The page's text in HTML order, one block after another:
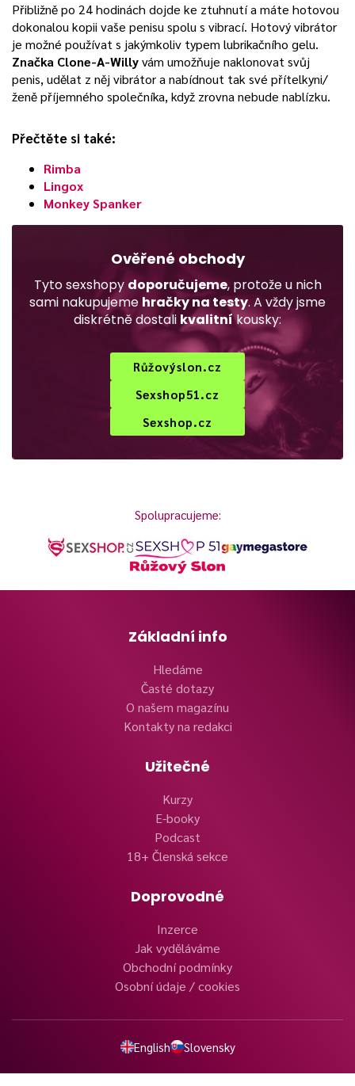
Přibližně po 24 hodinách dojde ke ztuhnutí a máte hotovou
dokonalou kopii vaše penisu spolu s vibrací. Hotový vibrátor
je možné používat s jakýmkoliv typem lubrikačního gelu.
Značka Clone-A-Willyvám umožňuje naklonovat svůj
penis, udělat z něj vibrátor a nabídnout tak své přítelkyni/
ženě příjemného společníka, když zrovna nebude nablízku.
Přečtěte si také:
Rimba
Lingox
Monkey Spanker
Ověřené obchody
Tyto sexshopy doporučujeme, protože u nich
sami nakupujeme hračky na testy. A vždy jsme
diskrétně dostali kvalitníkousky:
Růžovýslon.cz
Sexshop51.cz
Sexshop.cz
Spolupracujeme:
Základní info
Hledáme
Časté dotazy
O našem magazínu
Kontakty na redakci
Užitečné
Kurzy
E-booky
Podcast
18+ Členská sekce
Doprovodné
Inzerce
Jak vyděláváme
Obchodní podmínky
Osobní údaje / cookies
English Slovensky